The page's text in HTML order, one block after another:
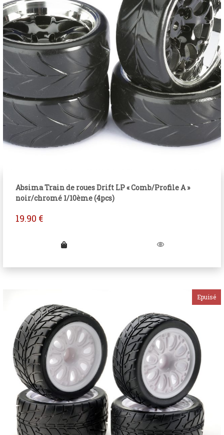
Absima Train de roues Drift LP « Comb/Profile A »
noir/chromé 1/10ème (4pcs)
19.90 €